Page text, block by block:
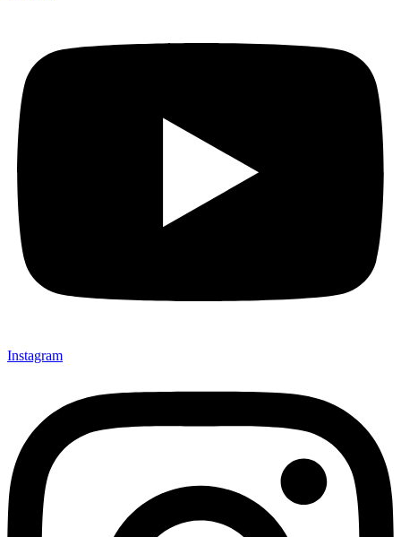
Instagram